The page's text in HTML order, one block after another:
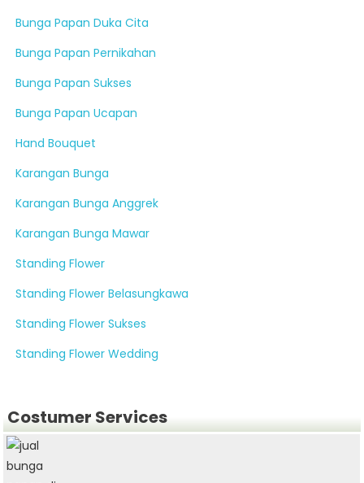
Bunga Papan Duka Cita
Bunga Papan Pernikahan
Bunga Papan Sukses
Bunga Papan Ucapan
Hand Bouquet
Karangan Bunga
Karangan Bunga Anggrek
Karangan Bunga Mawar
Standing Flower
Standing Flower Belasungkawa
Standing Flower Sukses
Standing Flower Wedding
Costumer Services